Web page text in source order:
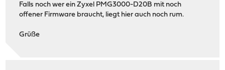
Falls noch wer ein Zyxel PMG3000-D20B mit noch
offener Firmware braucht, liegt hier auch noch rum.
Grüße